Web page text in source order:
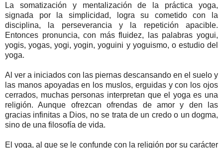
La somatización y mentalización de la práctica yoga,
signada por la simplicidad, logra su cometido con la
disciplina, la perseverancia y la repetición apacible.
Entonces pronuncia, con más fluidez, las palabras yogui,
yogis, yogas, yogi, yogin, yoguini y yoguismo, o estudio del
yoga.
Al ver a iniciados con las piernas descansando en el suelo y
las manos apoyadas en los muslos, erguidas y con los ojos
cerrados, muchas personas interpretan que el yoga es una
religión. Aunque ofrezcan ofrendas de amor y den las
gracias infinitas a Dios, no se trata de un credo o un dogma,
sino de una filosofía de vida.
El yoga, al que se le confunde con la religión por su carácter